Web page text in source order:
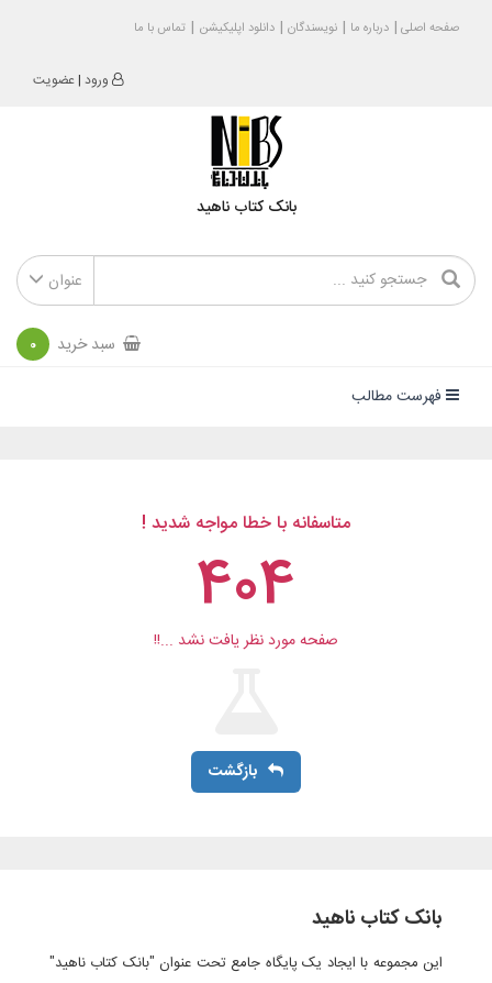
صفحه اصلی درباره ما نویسندگان دانلود اپلیکیشن تماس با ما
ورود |عضویت
بانک کتاب ناهید
عنوان
سبد خرید 0
فهرست مطالب
متاسفانه با خطا مواجه شدید !
404
صفحه مورد نظر یافت نشد ...!!
بازگشت
بانک کتاب ناهید
این مجموعه با ایجاد یک پایگاه جامع تحت عنوان "بانک کتاب ناهید"